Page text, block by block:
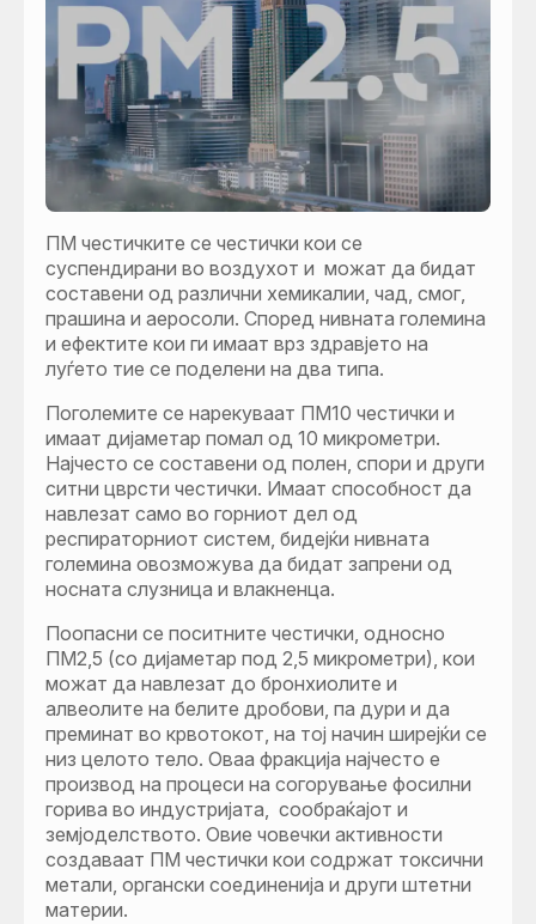
ПМ честичките се честички кои се
суспендирани во воздухот и можат да бидат
составени од различни хемикалии, чад, смог,
прашина и аеросоли. Според нивната големина
и ефектите кои ги имаат врз здравјето на
луѓето тие се поделени на два типа.
Поголемите се нарекуваат ПM10 честички и
имаат дијаметар помал од 10 микрометри.
Најчесто се составени од полен, спори и други
ситни цврсти честички. Имаат способност да
навлезат само во горниот дел од
респираторниот систем, бидејќи нивната
големина овозможува да бидат запрени од
носната слузница и влакненца.
Поопасни се поситните честички, односнo
ПM2,5 (со дијаметар под 2,5 микрометри), кои
можат да навлезат до бронхиолите и
алвеолите на белите дробови, па дури и да
преминат во крвотокот, на тој начин ширејќи се
низ целото тело. Оваа фракција најчесто е
производ на процеси на согорување фосилни
горива во индустријата, сообраќајот и
земјоделството. Овие човечки активности
создаваат ПM честички кои содржат токсични
метали, органски соединенија и други штетни
материи.